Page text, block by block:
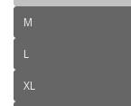
M
L
XL